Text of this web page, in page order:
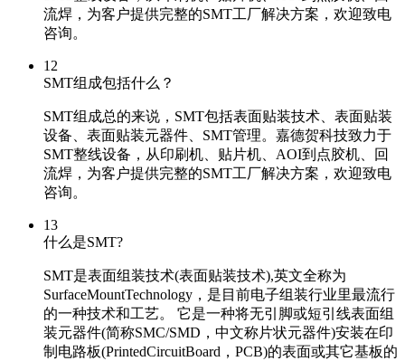
流焊，为客户提供完整的SMT工厂解决方案，欢迎致电
咨询。
12
SMT组成包括什么？
SMT组成总的来说，SMT包括表面贴装技术、表面贴装
设备、表面贴装元器件、SMT管理。嘉德贺科技致力于
SMT整线设备，从印刷机、贴片机、AOI到点胶机、回
流焊，为客户提供完整的SMT工厂解决方案，欢迎致电
咨询。
13
什么是SMT?
SMT是表面组装技术(表面贴装技术),英文全称为
SurfaceMountTechnology，是目前电子组装行业里最流行
的一种技术和工艺。 它是一种将无引脚或短引线表面组
装元器件(简称SMC/SMD，中文称片状元器件)安装在印
制电路板(PrintedCircuitBoard，PCB)的表面或其它基板的